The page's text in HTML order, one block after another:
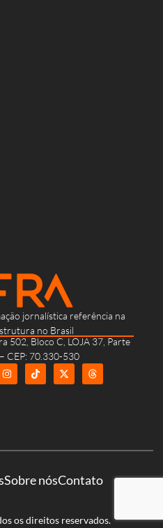
jornalística referência na
no Brasil
502, Bloco C, LOJA 37, Parte
CEP: 70.330-530
Sobre nósContato
os direitos reservados.